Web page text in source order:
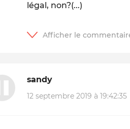
légal, non?(...)
sandy
12 septembre 2019 à 19:42:35